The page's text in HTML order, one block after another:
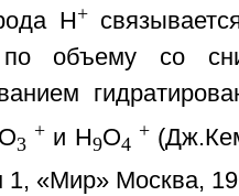
H+
по объему со
3
+ и Н9O4
+
«Мир» Москва,